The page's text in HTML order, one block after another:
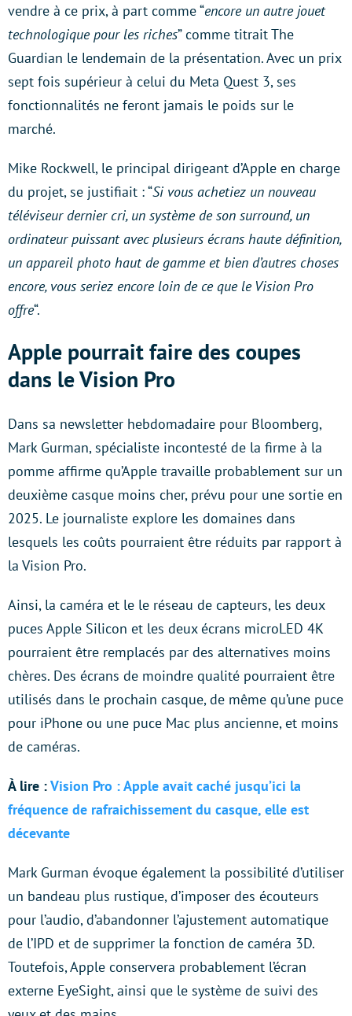
vendre à ce prix, à part comme “encore un autre jouet
technologique pour les riches” comme titrait The
Guardian le lendemain de la présentation. Avec un prix
sept fois supérieur à celui du Meta Quest 3, ses
fonctionnalités ne feront jamais le poids sur le
marché.
Mike Rockwell, le principal dirigeant d’Apple en charge
du projet, se justifiait : “Si vous achetiez un nouveau
téléviseur dernier cri, un système de son surround, un
ordinateur puissant avec plusieurs écrans haute définition,
un appareil photo haut de gamme et bien d’autres choses
encore, vous seriez encore loin de ce que le Vision Pro
offre“.
Apple pourrait faire des coupes
dans le Vision Pro
Dans sa newsletter hebdomadaire pour Bloomberg,
Mark Gurman, spécialiste incontesté de la firme à la
pomme affirme qu’Apple travaille probablement sur un
deuxième casque moins cher, prévu pour une sortie en
2025. Le journaliste explore les domaines dans
lesquels les coûts pourraient être réduits par rapport à
la Vision Pro.
Ainsi, la caméra et le le réseau de capteurs, les deux
puces Apple Silicon et les deux écrans microLED 4K
pourraient être remplacés par des alternatives moins
chères. Des écrans de moindre qualité pourraient être
utilisés dans le prochain casque, de même qu’une puce
pour iPhone ou une puce Mac plus ancienne, et moins
de caméras.
À lire :Vision Pro : Apple avait caché jusqu’ici la
fréquence de rafraichissement du casque, elle est
décevante
Mark Gurman évoque également la possibilité d’utiliser
un bandeau plus rustique, d’imposer des écouteurs
pour l’audio, d’abandonner l’ajustement automatique
de l’IPD et de supprimer la fonction de caméra 3D.
Toutefois, Apple conservera probablement l’écran
externe EyeSight, ainsi que le système de suivi des